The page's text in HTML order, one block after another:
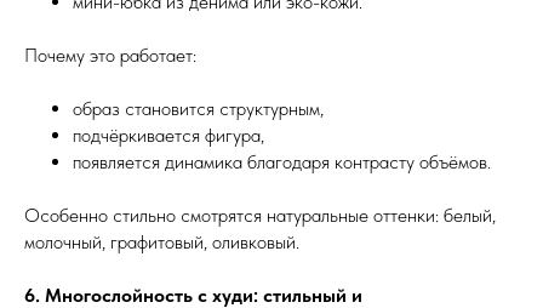
Почему это работает:
образ становится структурным,
подчёркивается фигура,
появляется динамика благодаря контрасту объёмов.
Особенно стильно смотрятся натуральные оттенки: белый,
молочный, графитовый, оливковый.
6. Многослойность с худи: стильный и